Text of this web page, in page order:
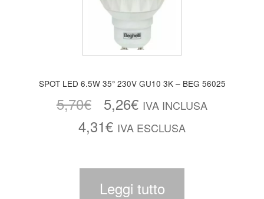
SPOT LED 6.5W 35° 230V GU10 3K – BEG 56025
5,70€ 5,26€ IVA INCLUSA
4,31€ IVA ESCLUSA
Leggi tutto